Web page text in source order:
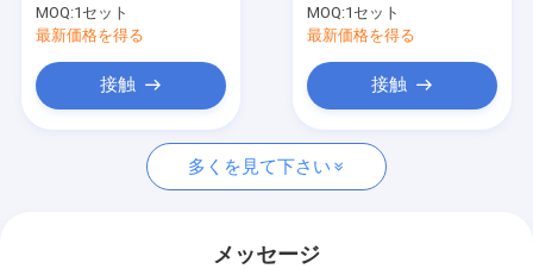
私達に連絡しなさい
ニュース
引用を要求しなさい
MOQ:1セット
最新価格を得る
接触
MOQ:1セット
最新価格を得る
接触
多くを見て下さい
メッセージ